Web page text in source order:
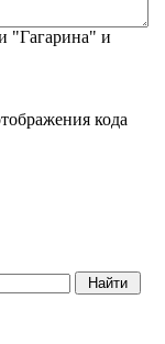
"Гагарина" и